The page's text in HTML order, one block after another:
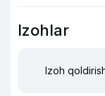
Izohlar
Izoh